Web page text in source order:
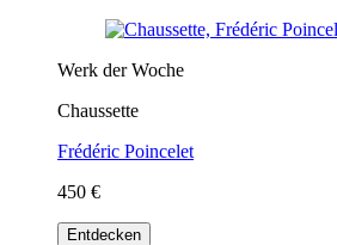
Werk der Woche
Chaussette
Frédéric Poincelet
450 €
Entdecken